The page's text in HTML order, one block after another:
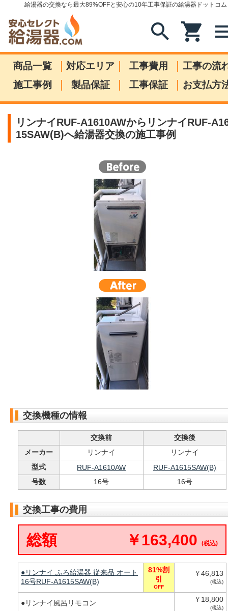
給湯器の交換なら最大89%OFFと安心の10年工事保証の給湯器ドットコム
search shopping_cart
商品一覧 | 対応エリア | 工事費用 | 工事の流
施工事例
| 製品保証 | 工事保証 | お支払方
リンナイRUF-A1610AWからリンナイRUF-
15SAW(B)へ給湯器交換の施工事例
交換機種の情報
交換前
交換後
メーカー
リンナイ
リンナイ
型式
RUF-A1610AW
RUF-A1615SAW(B)
号数
16号 16号
交換工事の費用
総額 ￥163,400 (税込)
●リンナイ ふろ給湯器 従来品 オート
16号RUF-A1615SAW(B)
81%割
引
OFF
￥46,813
(税込)
●リンナイ風呂リモコン ￥18,800
(税込)